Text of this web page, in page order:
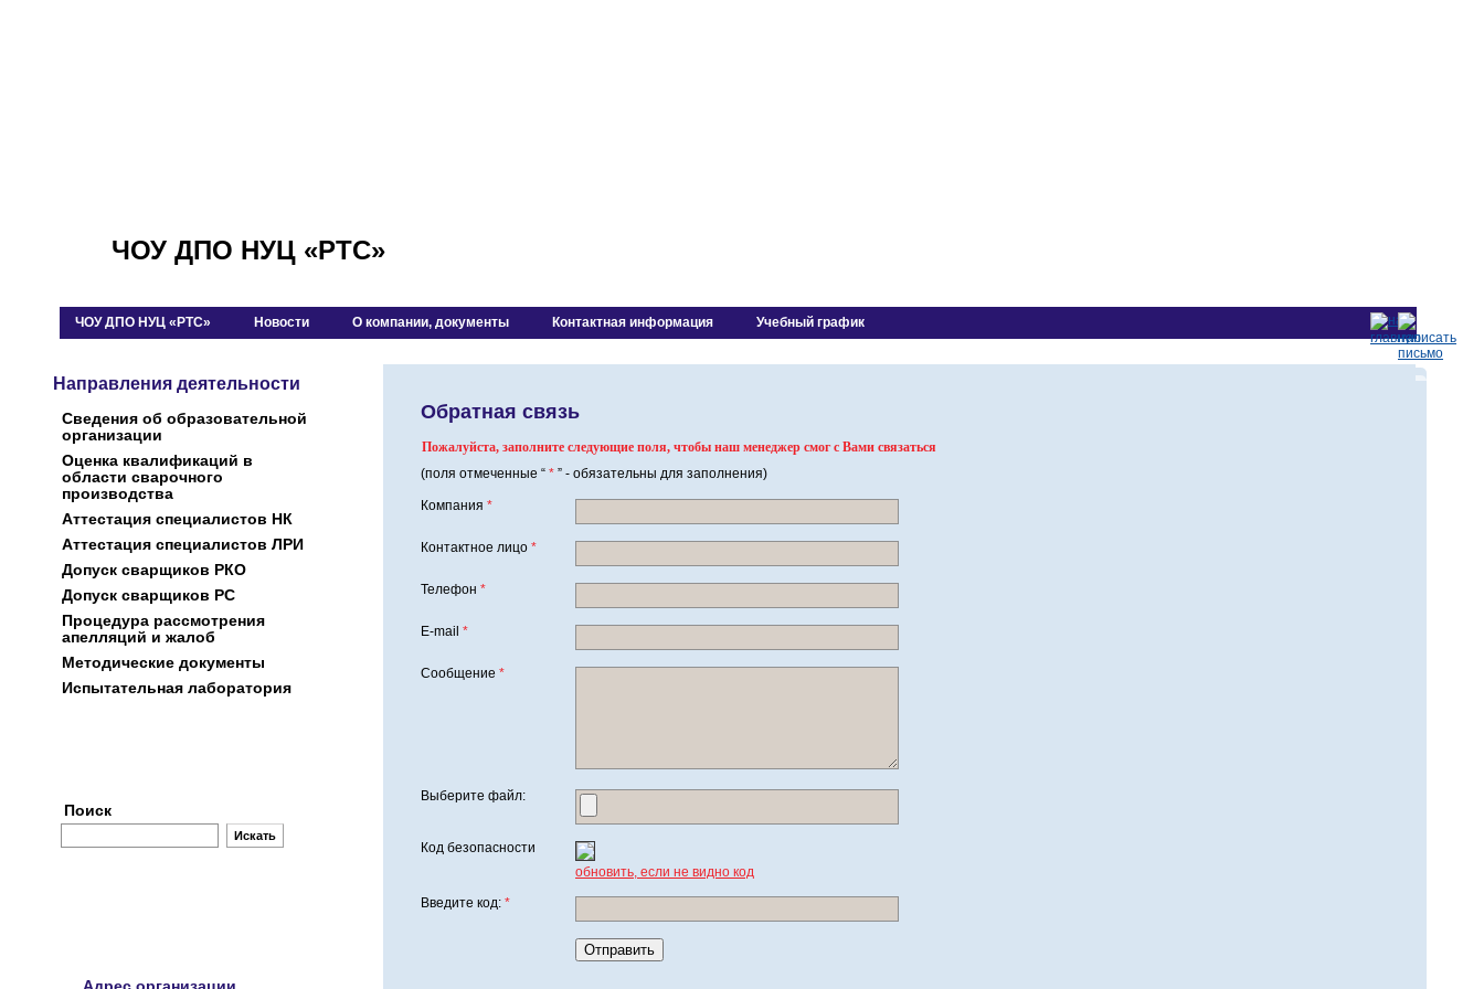
ЧОУ ДПО НУЦ «РТС»
ЧОУ ДПО НУЦ «РТС» Новости О компании, документы Контактная информация Учебный график
Направления деятельности
Сведения об образовательной
организации
Оценка квалификаций в
области сварочного
производства
Аттестация специалистов НК
Аттестация специалиcтов ЛРИ
Допуск сварщиков РКО
Допуск сварщиков РС
Процедура рассмотрения
апелляций и жалоб
Методические документы
Испытательная лаборатория
Поиск
Обратная связь
Пожалуйста, заполните следующие поля, чтобы наш менеджер смог с Вами связаться
(поля отмеченные “ * ” - обязательны для заполнения)
Компания *
Контактное лицо *
Телефон *
E-mail *
Сообщение *
Выберите файл:
Код безопасности
обновить, если не видно код
Введите код: *